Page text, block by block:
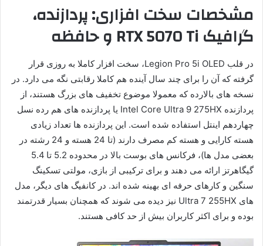
مشخصات سخت افزاری: پردازنده،
گرافیک RTX 5070 Ti و حافظه
در قلب Legion Pro 5i OLED، سخت افزار کاملا به روزی قرار
گرفته که آن را برای چند سال آینده هم کاملا رقابتی نگه می دارد. در
نسخه های بالارده که معمولا موضوع تخفیف های بزرگ هستند، از
پردازنده Intel Core Ultra 9 275HX یا پردازنده های هم رده نسل
چهاردهم اینتل استفاده شده است. این پردازنده ها تعداد زیادی
هسته کارایی و هسته کم مصرف دارند (تا 24 هسته و 24 رشته در
بعضی مدل ها)، فرکانس های بوست بالا در محدوده 5.2 تا 5.4
گیگاهرتز ارائه می دهند و برای ترکیبی از بازی، مولتی تسکینگ
سنگین و کارهای حرفه ای بهینه شده اند. در کانفیگ های دیگر، مدل
های Ultra 7 255HX نیز دیده می شوند که همچنان بسیار قدرتمند
بوده و برای اکثر کاربران بیش از حد کافی هستند.